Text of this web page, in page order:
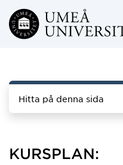
Hoppa direkt till
Hitta på denna sida
KURSPLAN: